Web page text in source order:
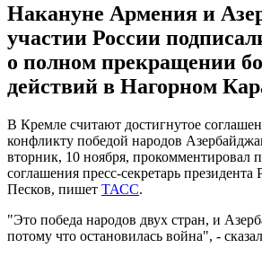
Накануне Армения и
участии России
о полном прекращении
действий в Нагорном
В Кремле считают достигнутое
конфликту победой народов
вторник, 10 ноября, прокомментировал
соглашения пресс-секретарь
Песков, пишет ТАСС.
"Это победа народов двух стран, и
потому что остановилась война", -